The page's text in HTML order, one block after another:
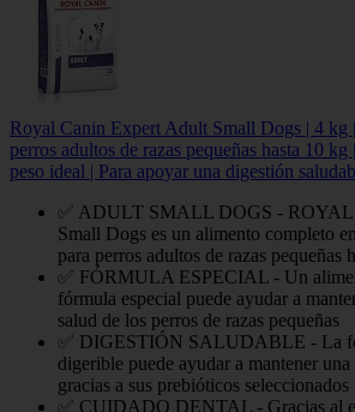
Royal Canin Expert Adult Small Dogs | 4 kg
perros adultos de razas pequeñas hasta 10 kg
peso ideal | Para apoyar una digestión
✅ ADULT SMALL DOGS -
Small Dogs es un alimento completo
para perros adultos de razas pequeñas
✅ FÓRMULA ESPECIAL - Un
fórmula especial puede ayudar a
salud de los perros de razas pequeñas
✅ DIGESTIÓN SALUDABLE - La
digerible puede ayudar a mantener
gracias a sus prebióticos seleccionados
✅ CUIDADO DENTAL - Gracias al